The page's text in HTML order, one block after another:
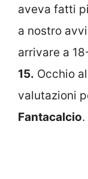
aveva fatti
a nostro
arrivare a
15. Occhio
valutazioni
Fantacalcio.